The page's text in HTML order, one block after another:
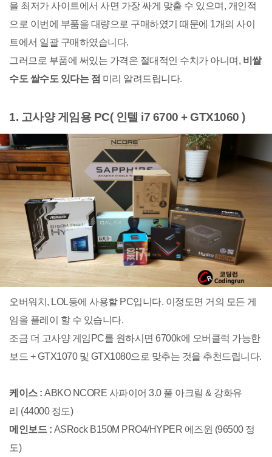
을 최저가 사이트에서 사면 가장 싸게 맞출 수 있으며, 개인적
으로 이번에 부품을 대량으로 구매하였기 때문에 1개의 사이
트에서 일괄 구매하였습니다.
그러므로 부품에 써있는 가격은 절대적인 수치가 아니며, 비쌀
수도 쌀수도 있다는 점 미리 알려드립니다.
1. 고사양 게임용 PC( 인텔 i7 6700 + GTX1060 )
오버워치, LOL등에 사용할 PC입니다. 이정도면 거의 모든 게
임을 플레이 할 수 있습니다.
조금 더 고사양 게임PC를 원하시면 6700k에 오버클럭 가능한
보드 + GTX1070 및 GTX1080으로 맞추는 것을 추천드립니다.
케이스 : ABKO NCORE 사파이어 3.0 풀 아크릴 & 강화유
리 (44000 정도)
메인보드 : ASRock B150M PRO4/HYPER 에즈윈 (96500 정
도)